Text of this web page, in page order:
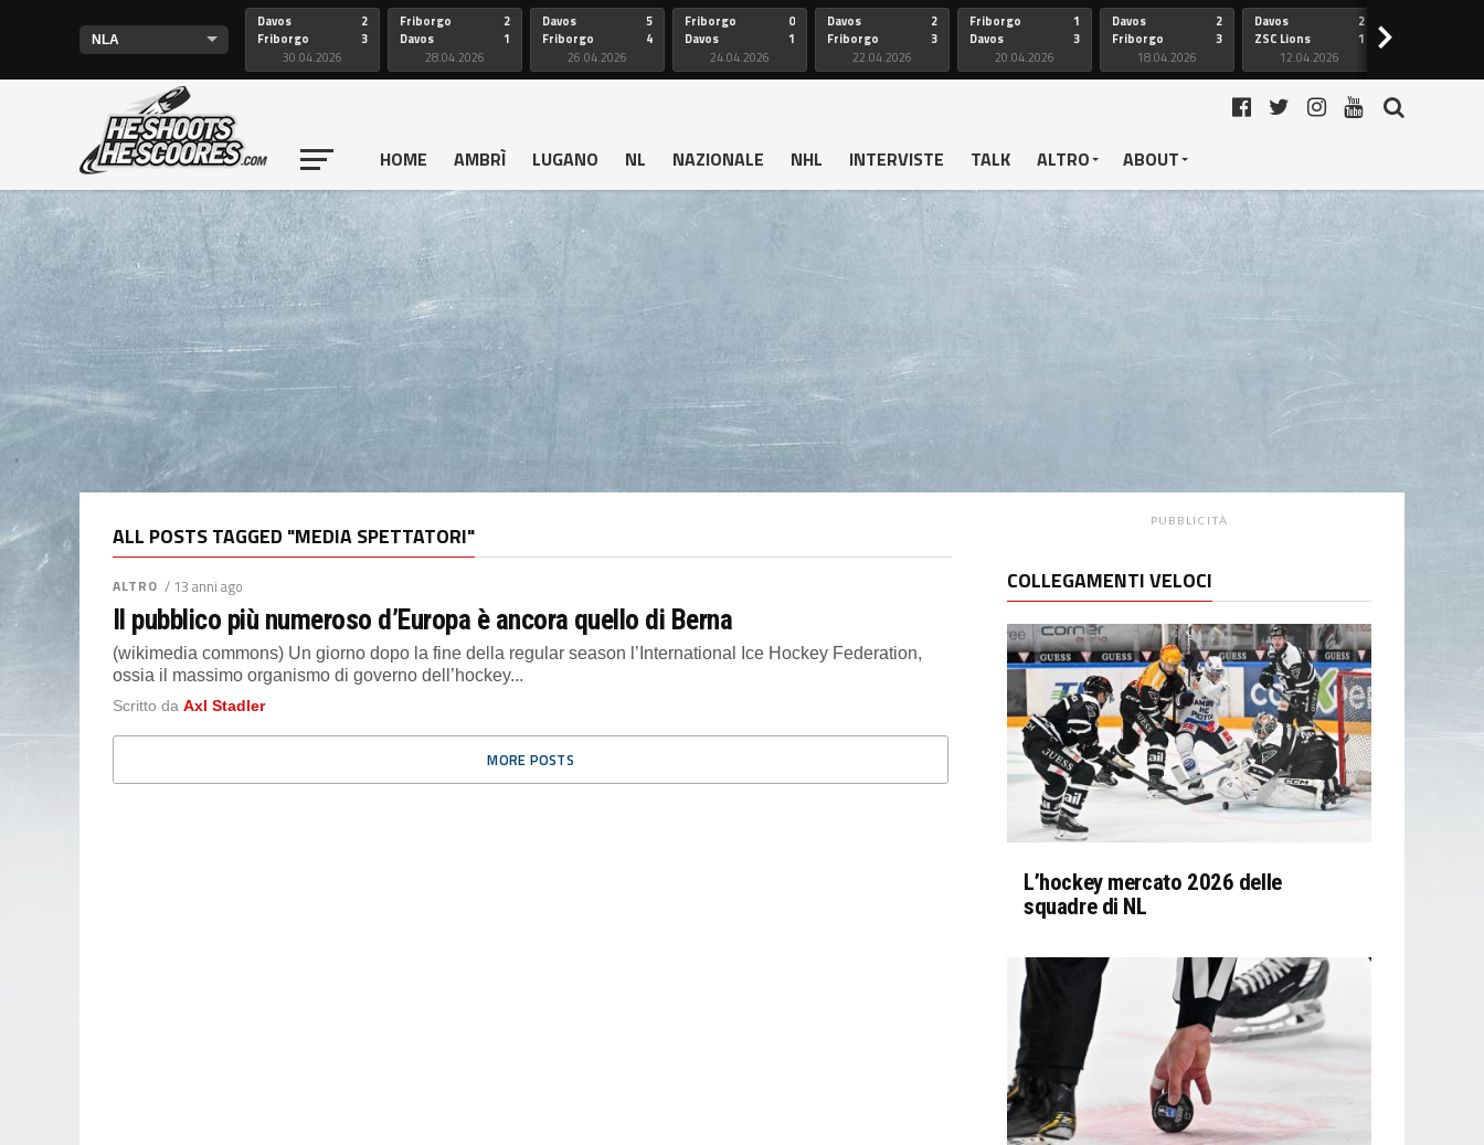
Davos
Friborgo
2
3
30.04.2026
Friborgo
Davos
2
1
28.04.2026
Davos
Friborgo
5
4
26.04.2026
Friborgo
Davos
0
1
24.04.2026
Davos
Friborgo
2
3
22.04.2026
Friborgo
Davos
1
3
20.04.2026
Davos
Friborgo
2
3
18.04.2026
Davos
ZSC Lions
2
1
12.04.2026
>
HOME AMBRÌ LUGANO NL NAZIONALE NHL INTERVISTE TALK ALTRO ABOUT
ALL POSTS TAGGED "MEDIA SPETTATORI"
ALTRO / 13 anni ago
Il pubblico più numeroso d’Europa è ancora quello di Berna
(wikimedia commons) Un giorno dopo la fine della regular season l’International Ice Hockey Federation,
ossia il massimo organismo di governo dell’hockey...
Scritto da Axl Stadler
MORE POSTS
PUBBLICITÀ
COLLEGAMENTI VELOCI
L’hockey mercato 2026 delle
squadre di NL